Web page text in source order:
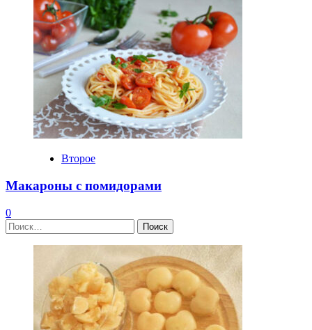
Второе
Макароны с помидорами
0
Найти: